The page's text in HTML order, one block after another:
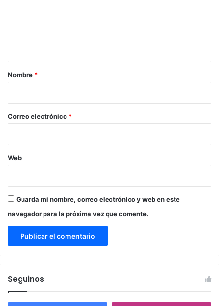
r
*
Nombre *
Correo electrónico *
Web
Guarda mi nombre, correo electrónico y web en este
navegador para la próxima vez que comente.
Seguinos